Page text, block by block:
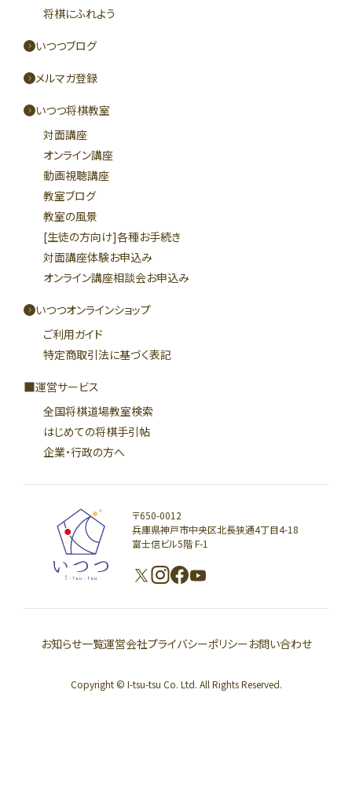
〒650-0012
兵庫県神戸市中央区北長狭通4丁目4-18
富士信ビル5階 F-1
将棋にふれよう
いつつブログ
メルマガ登録
いつつ将棋教室
対面講座
オンライン講座
動画視聴講座
教室ブログ
教室の風景
[生徒の方向け]各種お手続き
対面講座体験お申込み
オンライン講座相談会お申込み
いつつオンラインショップ
ご利用ガイド
特定商取引法に基づく表記
運営サービス
全国将棋道場教室検索
はじめての将棋手引帖
企業・行政の方へ
お知らせ一覧運営会社プライバシーポリシーお問い合わせ
Copyright © I-tsu-tsu Co. Ltd. All Rights Reserved.